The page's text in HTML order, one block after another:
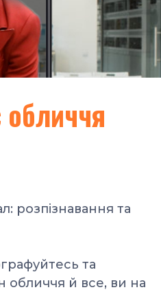
розпізнавання та
та
обличчя й все, ви на